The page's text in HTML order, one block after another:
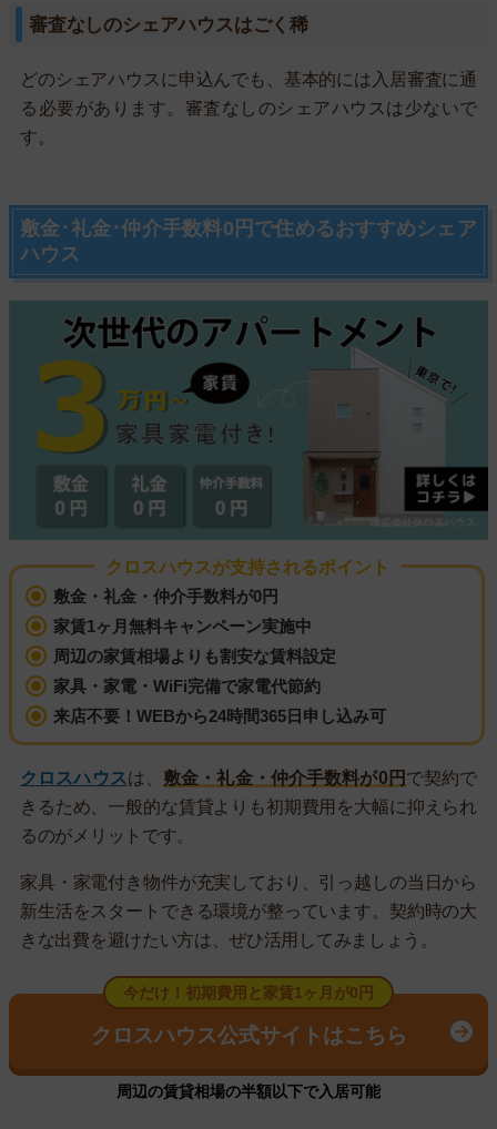
審査なしのシェアハウスはごく稀
どのシェアハウスに申込んでも、基本的には入居審査に通
る必要があります。審査なしのシェアハウスは少ないで
す。
敷金･礼金･仲介手数料0円で住めるおすすめシェア
ハウス
クロスハウスが支持されるポイント
敷金・礼金・仲介手数料が0円
家賃1ヶ月無料キャンペーン実施中
周辺の家賃相場よりも割安な賃料設定
家具・家電・WiFi完備で家電代節約
来店不要！WEBから24時間365日申し込み可
クロスハウスは、 敷金・礼金・仲介手数料が0円 で契約で
きるため、一般的な賃貸よりも初期費用を大幅に抑えられ
るのがメリットです。
家具・家電付き物件が充実しており、引っ越しの当日から
新生活をスタートできる環境が整っています。契約時の大
きな出費を避けたい方は、ぜひ活用してみましょう。
今だけ！初期費用と家賃1ヶ月が0円
クロスハウス公式サイトはこちら
周辺の賃貸相場の半額以下で入居可能